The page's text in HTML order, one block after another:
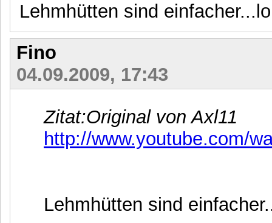
Lehmhütten sind
Fino
04.09.2009, 17:43
Zitat:Original von Axl11
http://www.youtube.com/
Lehmhütten sind